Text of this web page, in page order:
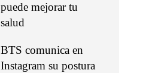
puede mejorar tu
salud
BTS comunica en
Instagram su postura